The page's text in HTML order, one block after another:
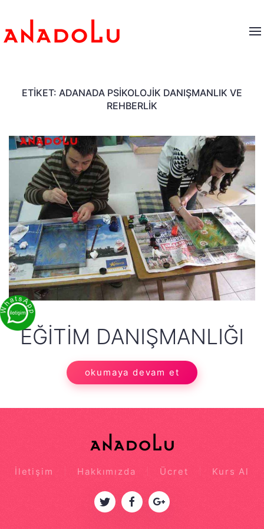
ETIKET: ADANADA PSIKOLOJIK DANIŞMANLIK VE
REHBERLIK
EĞITIM DANIŞMANLIĞI
okumaya devam et
İletişim Hakkımızda Ücret Kurs Al